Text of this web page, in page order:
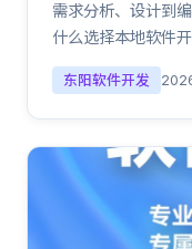
需求分析、设计到
什么选择本地软件
东阳软件开发